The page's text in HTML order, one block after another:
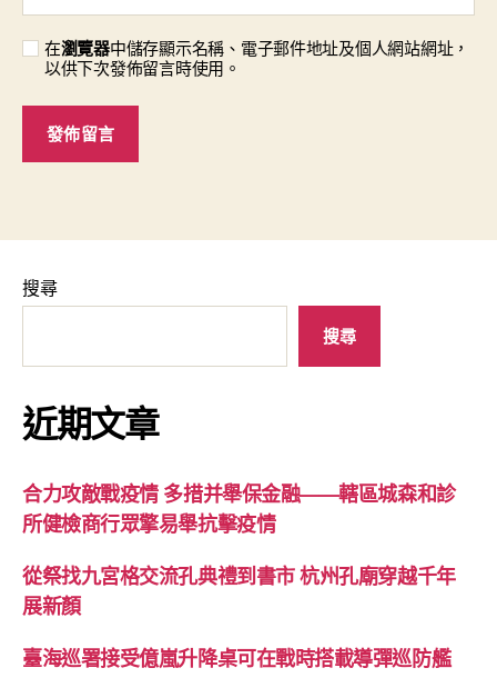
在瀏覽器中儲存顯示名稱、電子郵件地址及個人網站網址，
以供下次發佈留言時使用。
搜尋
搜尋
近期文章
合力攻敵戰疫情 多措并舉保金融——轄區城森和診
所健檢商行眾擎易舉抗擊疫情
從祭找九宮格交流孔典禮到書市 杭州孔廟穿越千年
展新顏
臺海巡署接受億嵐升降桌可在戰時搭載導彈巡防艦